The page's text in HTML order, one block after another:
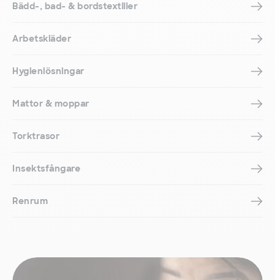
Bädd-, bad- & bordstextilier
Arbetskläder
Hygienlösningar
Mattor & moppar
Torktrasor
Insektsfångare
Renrum